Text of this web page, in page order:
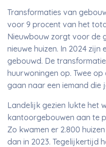
Transformaties van
voor 9 procent van het
Nieuwbouw zorgt voor de
nieuwe huizen. In 2024 zijn
gebouwd. De
huurwoningen op. Twee
gaan naar een iemand die
Landelijk gezien lukte het
kantoorgebouwen aan te
Zo kwamen er 2.800
dan in 2023. Tegelijkertijd